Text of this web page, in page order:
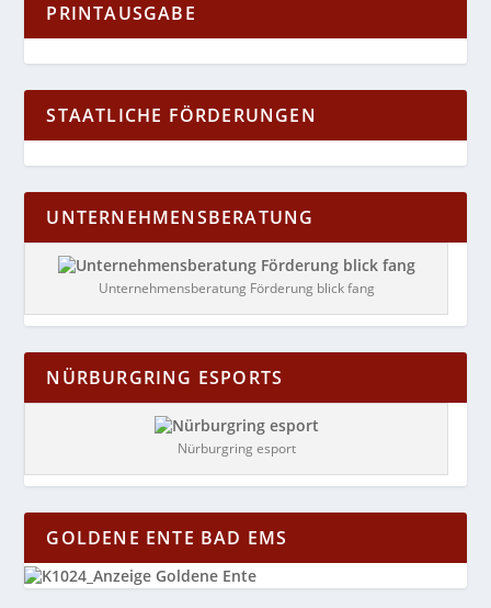
PRINTAUSGABE
STAATLICHE FÖRDERUNGEN
UNTERNEHMENSBERATUNG
Unternehmensberatung Förderung blick fang
NÜRBURGRING ESPORTS
Nürburgring esport
GOLDENE ENTE BAD EMS